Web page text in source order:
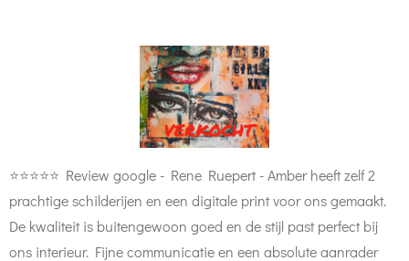
⭐⭐⭐⭐⭐ Review google - Rene Ruepert -Amber heeft zelf 2
prachtige schilderijen en een digitale print voor ons gemaakt.
De kwaliteit is buitengewoon goed en de stijl past perfect bij
ons interieur. Fijne communicatie en een absolute aanrader